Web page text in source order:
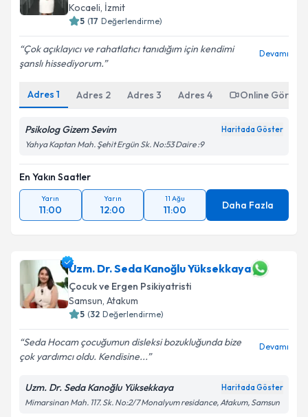
Kocaeli, İzmit
5 (17 Değerlendirme)
Çok açıklayıcı ve rahatlatıcı tanıdığım için kendimi
şanslı hissediyorum.
Devamı
Adres 1 Adres 2 Adres 3 Adres 4 Online
Psikolog Gizem Sevim Haritada Göster
Yahya Kaptan Mah. Şehit Ergün Sk. No:53 Daire :9
En Yakın Saatler
Yarın
11:00
Yarın
12:00
11 Ağu
11:00 Daha Fazla
Uzm. Dr. Seda Kanoğlu Yüksekkaya
Çocuk ve Ergen Psikiyatristi
Samsun, Atakum
5 (32 Değerlendirme)
Seda Hocam çocuğumun disleksi bozukluğunda bize
çok yardımcı oldu. Kendisine...
Devamı
Uzm. Dr. Seda Kanoğlu Yüksekkaya Haritada Göster
Mimarsinan Mah. 117. Sk. No:2/7 Monalyum residance, Atakum, Samsun